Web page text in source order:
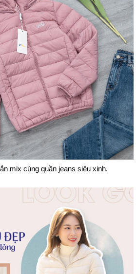
mix cùng quần jeans siêu xinh.